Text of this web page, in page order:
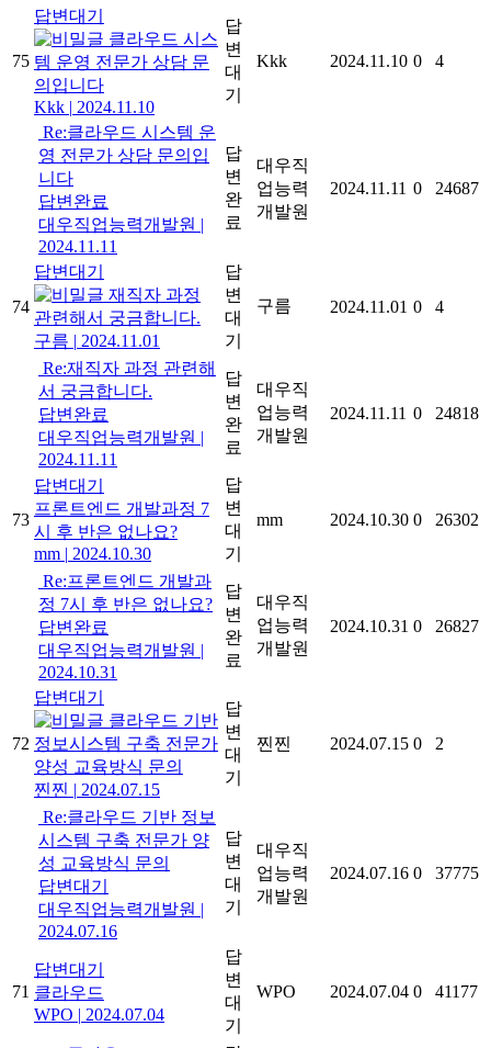
75
답변대기
클라우드 시스
템 운영 전문가 상담 문
의입니다
Kkk | 2024.11.10
답
변
대
기
Kkk 2024.11.10 0 4
Re:클라우드 시스템 운
영 전문가 상담 문의입
니다
답변완료
대우직업능력개발원 |
2024.11.11
답
변
완
료
대우직
업능력
개발원
2024.11.11 0 24687
74
답변대기
재직자 과정
관련해서 궁금합니다.
구름 | 2024.11.01
답
변
대
기
구름 2024.11.01 0 4
Re:재직자 과정 관련해
서 궁금합니다.
답변완료
대우직업능력개발원 |
2024.11.11
답
변
완
료
대우직
업능력
개발원
2024.11.11 0 24818
73
답변대기
프론트엔드 개발과정 7
시 후 반은 없나요?
mm | 2024.10.30
답
변
대
기
mm 2024.10.30 0 26302
Re:프론트엔드 개발과
정 7시 후 반은 없나요?
답변완료
대우직업능력개발원 |
2024.10.31
답
변
완
료
대우직
업능력
개발원
2024.10.31 0 26827
72
답변대기
클라우드 기반
정보시스템 구축 전문가
양성 교육방식 문의
찐찐 | 2024.07.15
답
변
대
기
찐찐 2024.07.15 0 2
Re:클라우드 기반 정보
시스템 구축 전문가 양
성 교육방식 문의
답변대기
대우직업능력개발원 |
2024.07.16
답
변
대
기
대우직
업능력
개발원
2024.07.16 0 37775
71
답변대기
클라우드
WPO | 2024.07.04
답
변
대
기
WPO 2024.07.04 0 41177